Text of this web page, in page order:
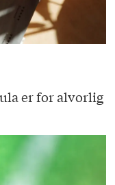
er for alvorlig